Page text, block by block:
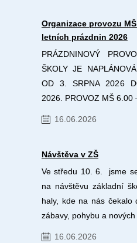
Organizace provozu
letních prázdnin 2026
PRÁZDNINOVÝ
ŠKOLY JE
OD 3. SRPNA 2026
2026. PROVOZ MŠ 6.00
16.06.2026
Návštěva v ZŠ
Ve středu 10. 6. jsme
na návštěvu základní
haly, kde na nás čekalo
zábavy, pohybu a nových
16.06.2026